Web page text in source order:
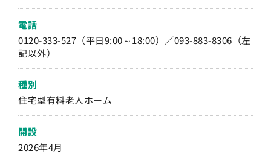
電話
0120-333-527（平日9:00～18:00）／093-883-8306（左
記以外）
種別
住宅型有料老人ホーム
開設
2026年4月